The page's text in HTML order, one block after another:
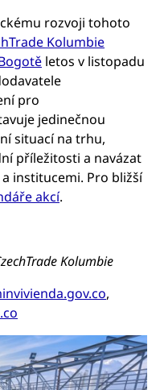
rozvoji tohoto
Kolumbie
letos v listopadu
pro
jedinečnou
situací na trhu,
příležitosti a navázat
institucemi. Pro bližší
akcí.
Kolumbie
,